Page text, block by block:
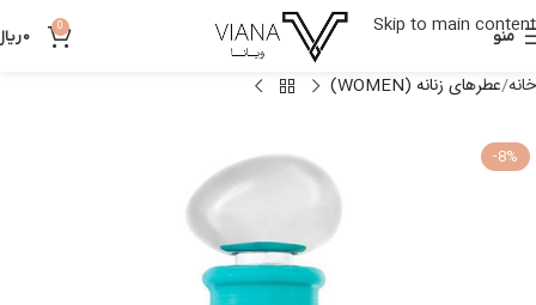
Skip to main content
منو 0
0
خانه عطرهای زنانه (WOMEN)
-8%